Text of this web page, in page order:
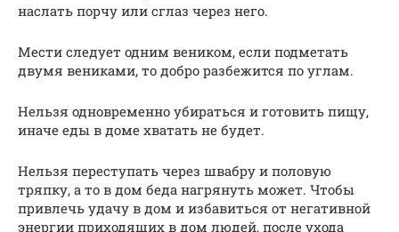
наслать порчу или сглаз через него.
Мести следует одним веником, если подметать
двумя вениками, то добро разбежится по углам.
Нельзя одновременно убираться и готовить пищу,
иначе еды в доме хватать не будет.
Нельзя переступать через швабру и половую
тряпку, а то в дом беда нагрянуть может. Чтобы
привлечь удачу в дом и избавиться от негативной
энергии приходящих в дом людей, после ухода